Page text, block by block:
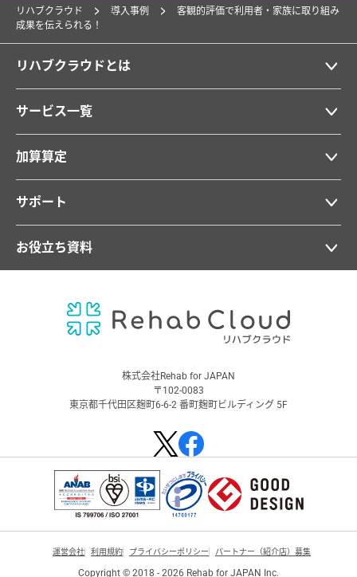
リハブクラウド 導入事例
客観的評価で利用者・家族に取り組み
成果を伝えられる！
リハブクラウドとは
サービス一覧
加算算定
サポート
お役立ち資料
株式会社Rehab for JAPAN
〒102-0083
東京都千代田区麹町6-6-2 番町麹町ビルディング 5F
運営会社 利用規約 プライバシーポリシー パートナー（紹介店）募集
Copyright © 2018 - 2026 Rehab for JAPAN Inc.